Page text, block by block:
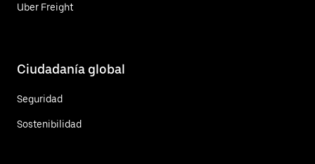
Uber Freight
Ciudadanía global
Seguridad
Sostenibilidad